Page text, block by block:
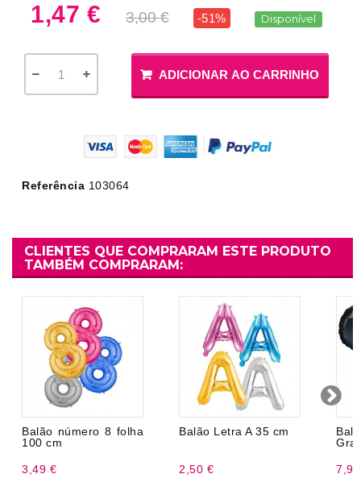
1,47 € 3,00 € -51% Disponível
ADICIONAR AO CARRINHO
Referência 103064
CLIENTES QUE COMPRARAM ESTE PRODUTO
TAMBÉM COMPRARAM:
Balão número 8 folha
100 cm
3,49 €
Balão Letra A 35 cm
2,50 €